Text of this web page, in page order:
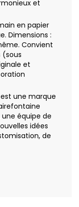
et
en papier
Dimensions :
Convient
(sous
et
est une marque
une équipe de
idées
de